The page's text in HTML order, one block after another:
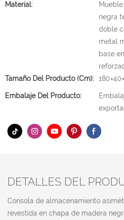
Material:
negra
doble
metal
base
Tamaño Del Producto (cm):
Embalaje Del Producto:
DETALLES DEL
Consola de almacenamiento
revestida en chapa de madera